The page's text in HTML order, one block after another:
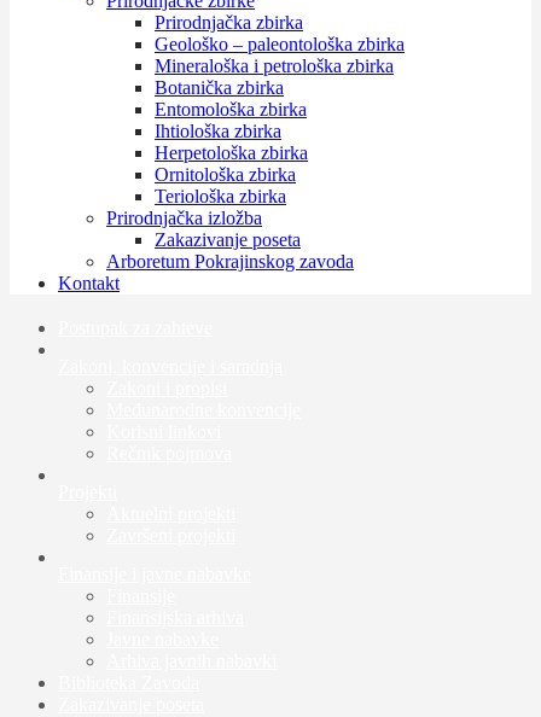
Prirodnjačka zbirka
Geološko – paleontološka zbirka
Mineraloška i petrološka zbirka
Botanička zbirka
Entomološka zbirka
Ihtiološka zbirka
Herpetološka zbirka
Ornitološka zbirka
Teriološka zbirka
Prirodnjačka izložba
Zakazivanje poseta
Arboretum Pokrajinskog zavoda
Kontakt